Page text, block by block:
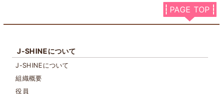
PAGE TOP
J-SHINEについて
J-SHINEについて
組織概要
役員